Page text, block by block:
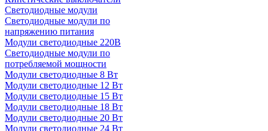
Светодиодные модули
Светодиодные модули по
напряжению питания
Модули светодиодные 220В
Светодиодные модули по
потребляемой мощности
Модули светодиодные 8 Вт
Модули светодиодные 12 Вт
Модули светодиодные 15 Вт
Модули светодиодные 18 Вт
Модули светодиодные 20 Вт
Модули светодиодные 24 Вт